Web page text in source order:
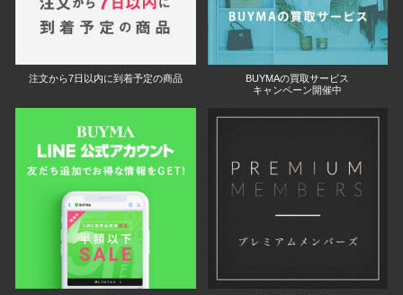
注文から7日以内に到着予定の商品
BUYMAの買取サービス
キャンペーン開催中